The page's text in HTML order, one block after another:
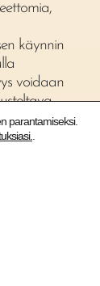
käynnin
voidaan
parantamiseksi.
EVÄSTEBANNERI